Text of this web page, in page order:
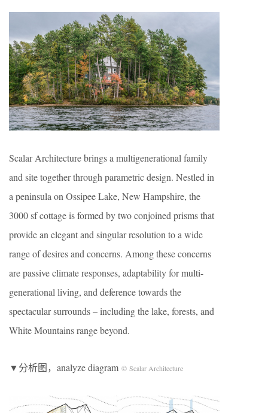
Scalar Architecture brings a multigenerational family
and site together through parametric design. Nestled in
a peninsula on Ossipee Lake, New Hampshire, the
3000 sf cottage is formed by two conjoined prisms that
provide an elegant and singular resolution to a wide
range of desires and concerns. Among these concerns
are passive climate responses, adaptability for multi-
generational living, and deference towards the
spectacular surrounds – including the lake, forests, and
White Mountains range beyond.
▼分析图，analyze diagram © Scalar Architecture